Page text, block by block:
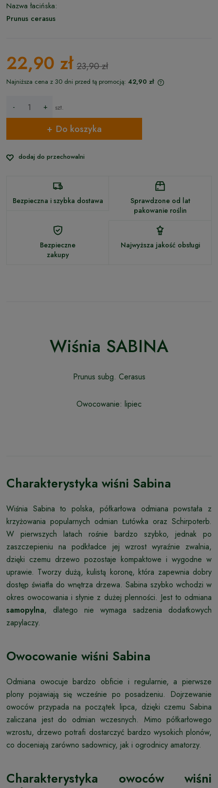
Nazwa łacińska:
Prunus cerasus
22,90 zł 23,90 zł
Najniższa cena z 30 dni przed tą promocją: 42,90 zł
- + szt.
Do koszyka
dodaj do przechowalni
Bezpieczna i szybka dostawa
Sprawdzone od lat
pakowanie roślin
Bezpieczne
zakupy
Najwyższa jakość obsługi
Wiśnia SABINA
Prunus subg. Cerasus
Owocowanie: lipiec
Charakterystyka wiśni Sabina
Wiśnia Sabina to polska, półkarłowa odmiana powstała z
krzyżowania popularnych odmian Łutówka oraz Schirpoterb.
W pierwszych latach rośnie bardzo szybko, jednak po
zaszczepieniu na podkładce jej wzrost wyraźnie zwalnia,
dzięki czemu drzewo pozostaje kompaktowe i wygodne w
uprawie. Tworzy dużą, kulistą koronę, która zapewnia dobry
dostęp światła do wnętrza drzewa. Sabina szybko wchodzi w
okres owocowania i słynie z dużej plenności. Jest to odmiana
samopylna, dlatego nie wymaga sadzenia dodatkowych
zapylaczy.
Owocowanie wiśni Sabina
Odmiana owocuje bardzo obficie i regularnie, a pierwsze
plony pojawiają się wcześnie po posadzeniu. Dojrzewanie
owoców przypada na początek lipca, dzięki czemu Sabina
zaliczana jest do odmian wczesnych. Mimo półkarłowego
wzrostu, drzewo potrafi dostarczyć bardzo wysokich plonów,
co doceniają zarówno sadownicy, jak i ogrodnicy amatorzy.
Charakterystyka owoców wiśni